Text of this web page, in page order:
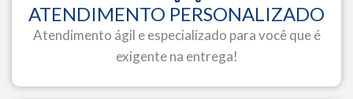
ATENDIMENTO PERSONALIZADO
Atendimento ágil e especializado para você que é
exigente na entrega!